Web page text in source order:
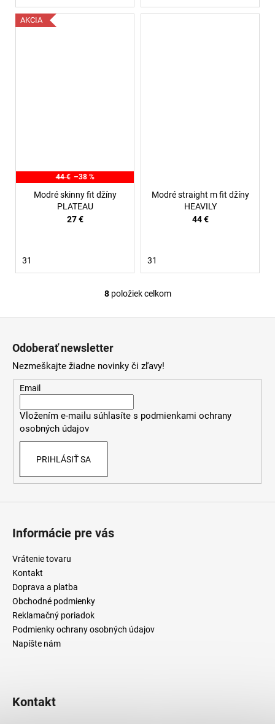
AKCIA
44 € –38 %
Modré skinny fit džíny
PLATEAU
27 €
31
Modré straight m fit džíny
HEAVILY
44 €
31
O
a
c
p
v
ý
8položiek celkom
Odoberať newsletter
Nezmeškajte žiadne novinky či zľavy!
Email
Vložením e-mailu súhlasíte s podmienkami ochrany
osobných údajov
PRIHLÁSIŤ SA
Informácie pre vás
Vrátenie tovaru
Kontakt
Doprava a platba
Obchodné podmienky
Reklamačný poriadok
Podmienky ochrany osobných údajov
Napíšte nám
Kontakt